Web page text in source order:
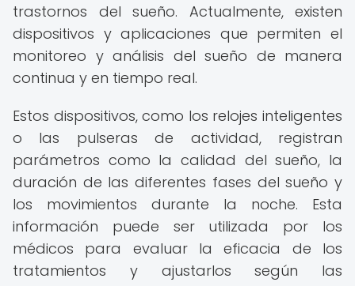
trastornos del sueño. Actualmente, existen
dispositivos y aplicaciones que permiten el
monitoreo y análisis del sueño de manera
continua y en tiempo real.
Estos dispositivos, como los relojes inteligentes
o las pulseras de actividad, registran
parámetros como la calidad del sueño, la
duración de las diferentes fases del sueño y
los movimientos durante la noche. Esta
información puede ser utilizada por los
médicos para evaluar la eficacia de los
tratamientos y ajustarlos según las